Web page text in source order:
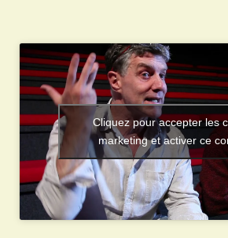
Cliquez pour accepter les
marketing et activer ce